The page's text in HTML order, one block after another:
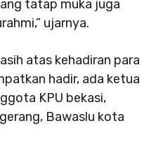
tatap muka juga
ujarnya.
atas kehadiran para
hadir, ada ketua
KPU bekasi,
Bawaslu kota